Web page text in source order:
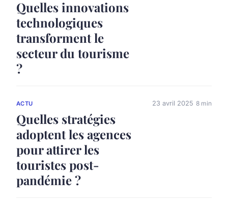
Quelles innovations
technologiques
transforment le
secteur du tourisme
?
ACTU
Quelles stratégies
adoptent les agences
pour attirer les
touristes post-
pandémie ?
23 avril 2025 8 min